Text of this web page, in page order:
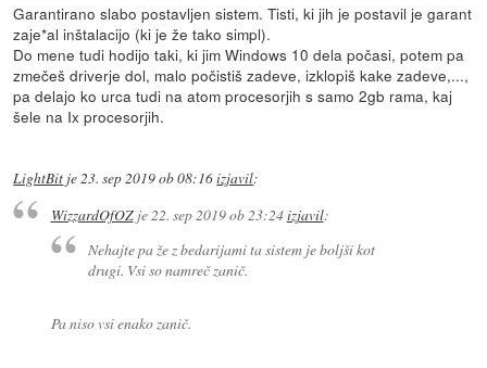
Garantirano slabo postavljen sistem. Tisti, ki jih je postavil je garant
zaje*al inštalacijo (ki je že tako simpl).
Do mene tudi hodijo taki, ki jim Windows 10 dela počasi, potem pa
zmečeš driverje dol, malo počistiš zadeve, izklopiš kake zadeve,...,
pa delajo ko urca tudi na atom procesorjih s samo 2gb rama, kaj
šele na Ix procesorjih.
LightBit je23. sep 2019 ob 08:16izjavil:
WizzardOfOZje 22. sep 2019 ob 23:24izjavil:
Nehajte pa že z bedarijami ta sistem je boljši kot
drugi. Vsi so namreč zanič.
Pa niso vsi enako zanič.